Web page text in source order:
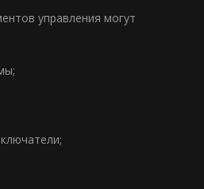
управления могут